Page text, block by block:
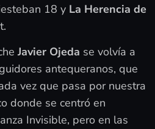
18 y La Herencia de
Javier Ojeda se volvía a
antequeranos, que
vez que pasa por nuestra
donde se centró en
Invisible, pero en las